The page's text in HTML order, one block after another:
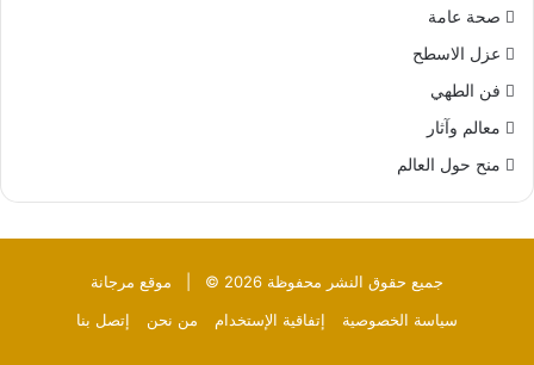
صحة عامة
عزل الاسطح
فن الطهي
معالم وآثار
منح حول العالم
جميع حقوق النشر محفوظة 2026 © |
موقع مرجانة
سياسة الخصوصية
إتفاقية الإستخدام من نحن إتصل بنا